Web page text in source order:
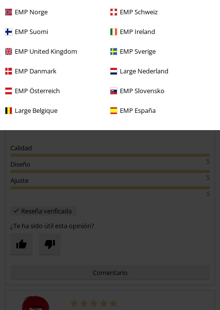
EMP Norge EMP Schweiz
EMP Suomi EMP Ireland
EMP United Kingdom EMP Sverige
EMP Danmark Large Nederland
EMP Österreich EMP Slovensko
Large Belgique EMP España
Enviar comentario
Publicado: lunes, 25 mayo, 2020
Tú estatura en metros (ej. 1,82): 1,70
Talla comprada: M
Es la segunda vez que los compro
Siempre sorprende la buenísima calidad de estos leggins. Son muy,
muy cómodos y la tela es muy suave.
Calidad
5
Diseño
5
Ajuste
5
Reseña verificada
¿Te ha sido útil esta opinión?
Comentario